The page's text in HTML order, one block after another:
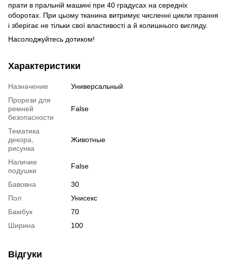
прати в пральній машині при 40 градусах на середніх
оборотах. При цьому тканина витримує численні цикли прання
і зберігає не тільки свої властивості а й колишнього вигляду.
Насолоджуйтесь дотиком!
Характеристики
Назначение
Универсальный
Прорези для
ремней
безопасности
False
Тематика
декора,
рисунка
Животные
Наличие
подушки
False
Бавовна
30
Пол
Унисекс
Бамбук
70
Ширина
100
Відгуки